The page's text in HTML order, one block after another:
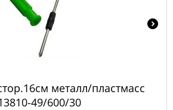
металл/пластмасс
49/600/30